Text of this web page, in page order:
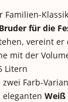
Familien-
für die
vereint er
mit der
Litern
Farb-
Weiß